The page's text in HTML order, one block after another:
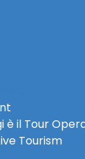
è il Tour
Tourism